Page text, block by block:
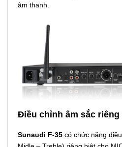
âm thanh.
Điều chỉnh âm sắc riêng
Sunaudi F-35 có chức năng